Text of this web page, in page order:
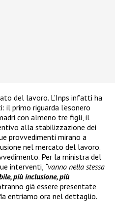
del lavoro. L’Inps infatti ha
primo riguarda l’esonero
con almeno tre figli, il
alla stabilizzazione dei
provvedimenti mirano a
nel mercato del lavoro.
Per la ministra del
interventi, “vanno nella stessa
più inclusione, più
già essere presentate
entriamo ora nel dettaglio.